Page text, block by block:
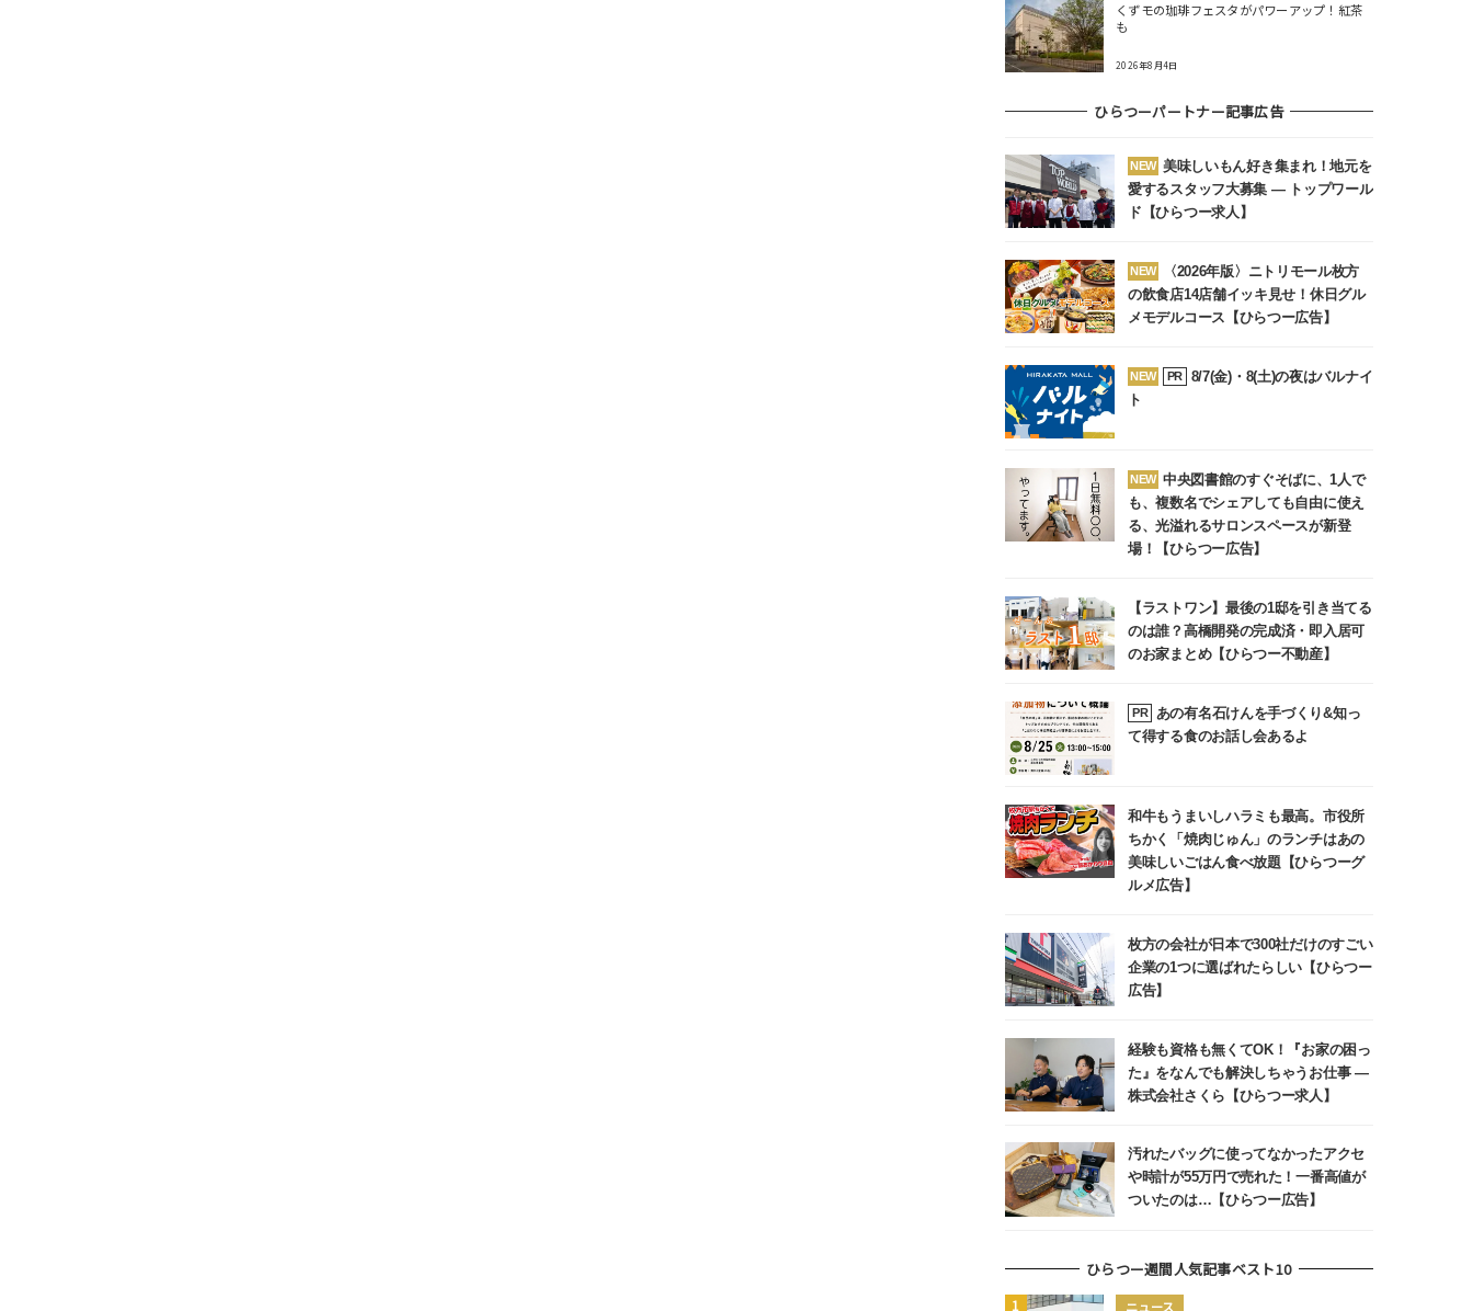
くずモの珈琲フェスタがパワーアップ！紅茶
も
2026年8月4日
ひらつーパートナー記事広告
NEW 美味しいもん好き集まれ！地元を
愛するスタッフ大募集 ― トップワール
ド【ひらつー求人】
NEW
〈2026年版〉ニトリモール枚方
の飲食店14店舗イッキ見せ！休日グル
メモデルコース【ひらつー広告】
NEW PR
8/7(金)・8(土)の夜はバルナイ
ト
NEW 中央図書館のすぐそばに、1人で
も、複数名でシェアしても自由に使え
る、光溢れるサロンスペースが新登
場！【ひらつー広告】
【ラストワン】最後の1邸を引き当てる
のは誰？高橋開発の完成済・即入居可
のお家まとめ【ひらつー不動産】
PR
あの有名石けんを手づくり&知っ
て得する食のお話し会あるよ
和牛もうまいしハラミも最高。市役所
ちかく「焼肉じゅん」のランチはあの
美味しいごはん食べ放題【ひらつーグ
ルメ広告】
枚方の会社が日本で300社だけのすごい
企業の1つに選ばれたらしい【ひらつー
広告】
経験も資格も無くてOK！『お家の困っ
た』をなんでも解決しちゃうお仕事 ―
株式会社さくら【ひらつー求人】
汚れたバッグに使ってなかったアクセ
や時計が55万円で売れた！一番高値が
ついたのは…【ひらつー広告】
ひらつー週間人気記事ベスト10
ニュース